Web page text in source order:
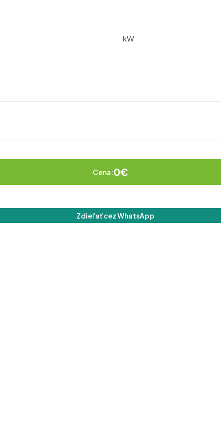
kW
Cena:0€
Zdieľať cez WhatsApp